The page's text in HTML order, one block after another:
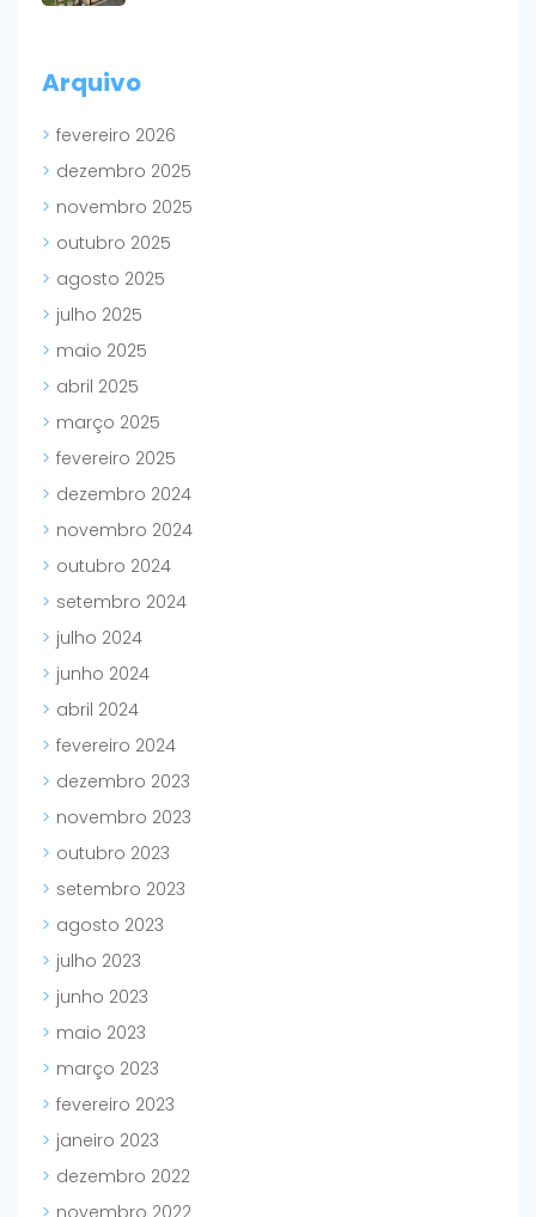
Arquivo
fevereiro 2026
dezembro 2025
novembro 2025
outubro 2025
agosto 2025
julho 2025
maio 2025
abril 2025
março 2025
fevereiro 2025
dezembro 2024
novembro 2024
outubro 2024
setembro 2024
julho 2024
junho 2024
abril 2024
fevereiro 2024
dezembro 2023
novembro 2023
outubro 2023
setembro 2023
agosto 2023
julho 2023
junho 2023
maio 2023
março 2023
fevereiro 2023
janeiro 2023
dezembro 2022